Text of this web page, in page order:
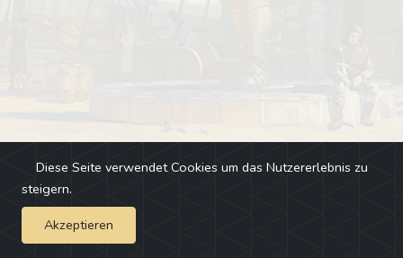
Impressum - Changelog
Diese Seite verwendet Cookies um das Nutzererlebnis zu
steigern.
Akzeptieren